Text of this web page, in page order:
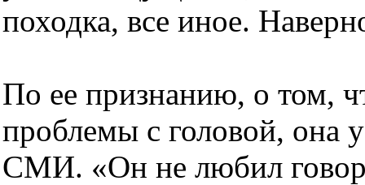
походка, все иное.
По ее признанию, о том,
проблемы с головой, она
СМИ. «Он не любил